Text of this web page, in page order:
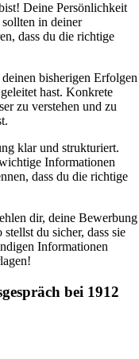
Deine Persönlichkeit
in deiner
dass du die richtige
bisherigen Erfolgen
hast. Konkrete
zu verstehen und zu
klar und strukturiert.
Informationen
dass du die richtige
dir, deine Bewerbung
du sicher, dass sie
Informationen
bei 1912